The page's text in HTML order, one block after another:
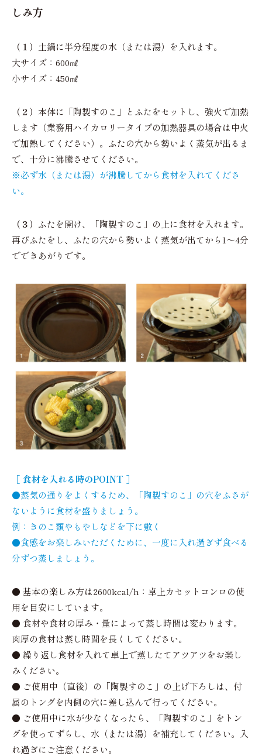
しみ方
（１） 土鍋に半分程度の水（または湯）を入れます。
大サイズ：600㎖
小サイズ：450㎖
（２） 本体に「陶製すのこ」とふたをセットし、強火で加熱
します（業務用ハイカロリータイプの加熱器具の場合は中火
で加熱してください）。ふたの穴から勢いよく蒸気が出るま
で、十分に沸騰させてください。
※必ず水（または湯）が沸騰してから食材を入れてくださ
い。
（３） ふたを開け、「陶製すのこ」の上に食材を入れます。
再びふたをし、ふたの穴から勢いよく蒸気が出てから1〜4分
でできあがりです。
［ 食材を入れる時のPOINT ］
●蒸気の通りをよくするため、「陶製すのこ」の穴をふさが
ないように食材を盛りましょう。
例：きのこ類やもやしなどを下に敷く
●食感をお楽しみいただくために、一度に入れ過ぎず食べる
分ずつ蒸しましょう。
● 基本の楽しみ方は2600kcal/h：卓上カセットコンロの使
用を目安にしています。
● 食材や食材の厚み・量によって蒸し時間は変わります。
肉厚の食材は蒸し時間を長くしてください。
● 繰り返し食材を入れて卓上で蒸したてアツアツをお楽し
みください。
● ご使用中（直後）の「陶製すのこ」の上げ下ろしは、付
属のトングを内側の穴に差し込んで行ってください。
● ご使用中に水が少なくなったら、「陶製すのこ」をトン
グを使ってずらし、水（または湯）を補充してください。入
れ過ぎにご注意ください。